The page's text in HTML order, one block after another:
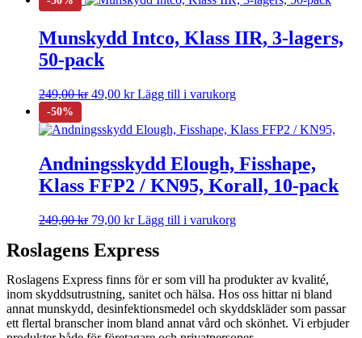
Munskydd Intco, Klass IIR, 3-lagers,
50-pack
249,00kr 49,00 kr Lägg till i varukorg
Andningsskydd Elough, Fisshape,
Klass FFP2 / KN95, Korall, 10-pack
249,00kr 79,00 kr Lägg till i varukorg
Roslagens Express
Roslagens Express finns för er som vill ha produkter av kvalité,
inom skyddsutrustning, sanitet och hälsa. Hos oss hittar ni bland
annat munskydd, desinfektionsmedel och skyddskläder som passar
ett flertal branscher inom bland annat vård och skönhet. Vi erbjuder